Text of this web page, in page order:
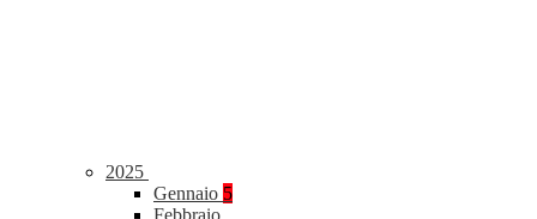
2025
Gennaio 5